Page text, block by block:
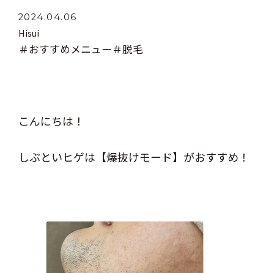
2024.04.06
Hisui
＃おすすめメニュー ＃脱毛
こんにちは！
しぶといヒゲは【爆抜けモード】がおすすめ！